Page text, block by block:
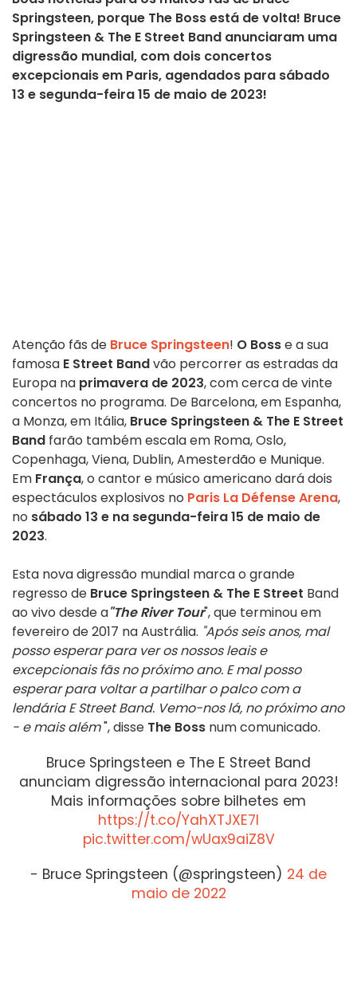
Springsteen, porque The Boss está de volta! Bruce
Springsteen & The E Street Band anunciaram uma
digressão mundial, com dois concertos
excepcionais em Paris, agendados para sábado
13 e segunda-feira 15 de maio de 2023!
Atenção fãs de Bruce Springsteen! O Bosse a sua
famosa E Street Bandvão percorrer as estradas da
Europa na primavera de 2023, com cerca de vinte
concertos no programa. De Barcelona, em Espanha,
a Monza, em Itália, Bruce Springsteen & The E Street
Band farão também escala em Roma, Oslo,
Copenhaga, Viena, Dublin, Amesterdão e Munique.
Em França, o cantor e músico americano dará dois
espectáculos explosivos no Paris La Défense Arena,
no sábado 13 e na segunda-feira 15 de maio de
2023.
Esta nova digressão mundial marca o grande
regresso de Bruce Springsteen & The E Street Band
ao vivo desde a"The River Tour", que terminou em
fevereiro de 2017 na Austrália. "Após seis anos, mal
posso esperar para ver os nossos leais e
excepcionaisfãs no próximo ano. E mal posso
esperar para voltar a partilhar o palco com a
lendária E Street Band. Vemo-nos lá, no próximo ano
- e mais além", disse The Boss num comunicado.
Bruce Springsteen e The E Street Band
anunciam digressão internacional para 2023!
Mais informações sobre bilhetes em
https://t.co/YahXTJXE7l
pic.twitter.com/wUax9aiZ8V
- Bruce Springsteen (@springsteen) 24 de
maio de 2022